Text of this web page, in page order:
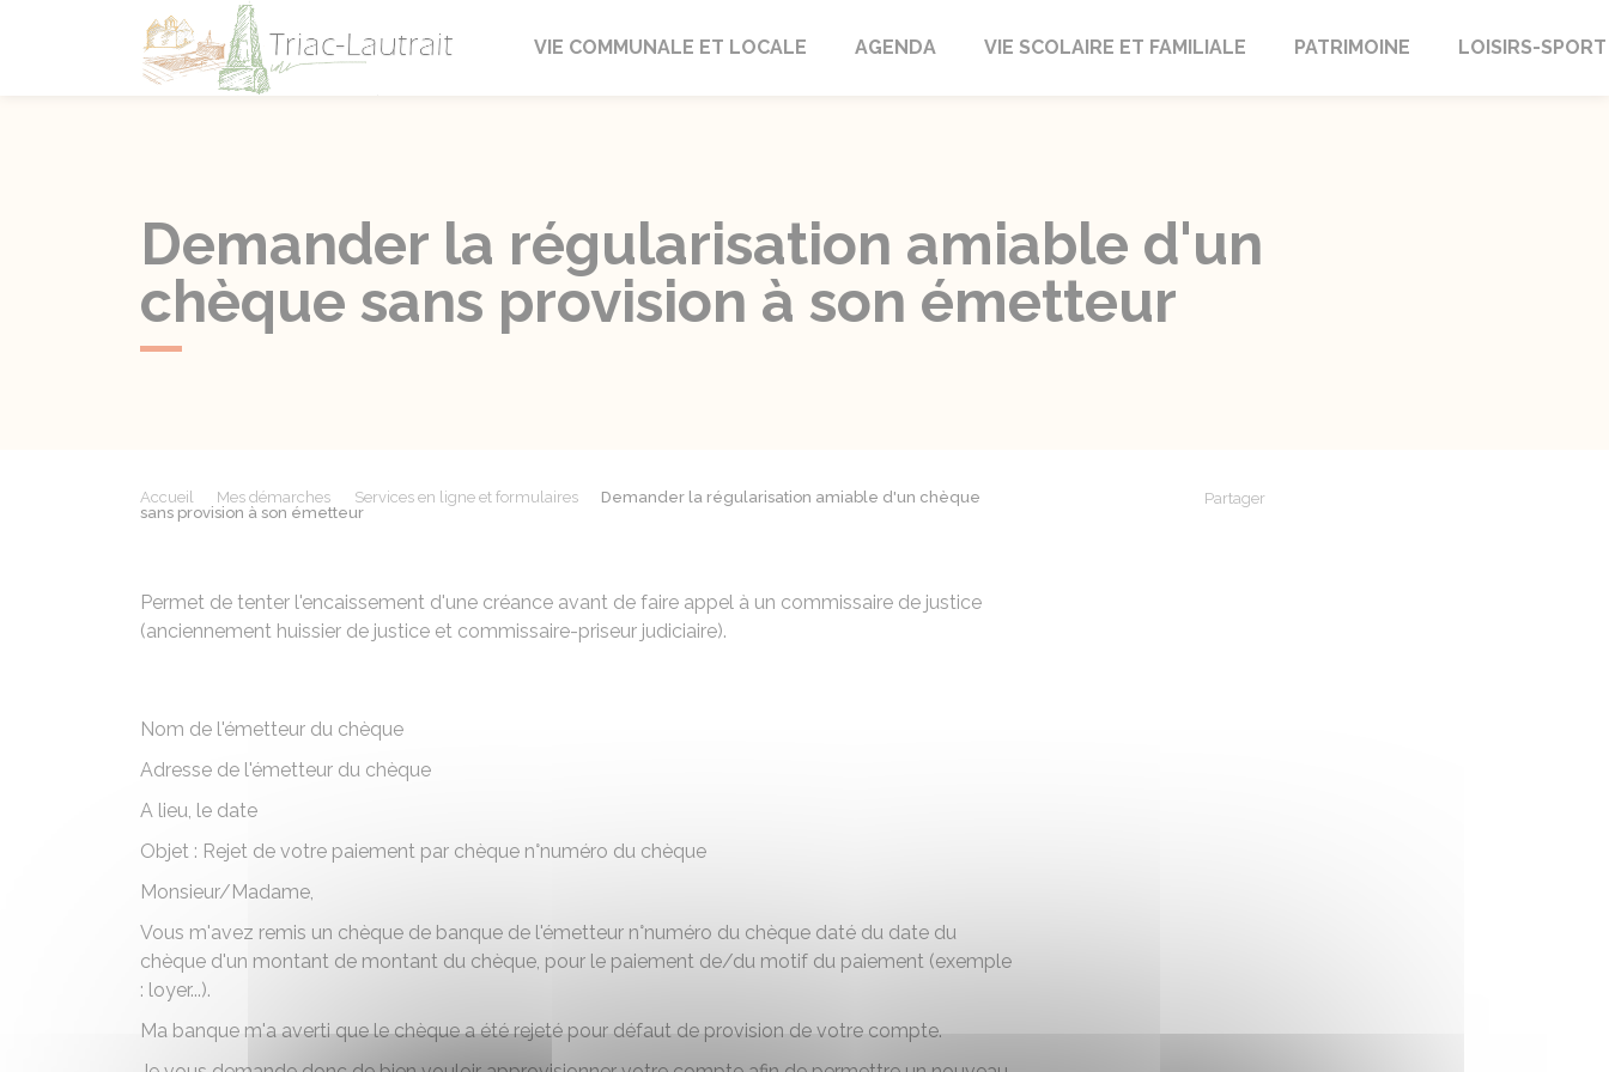
Triac-Lautrait
VIE COMMUNALE ET LOCALE AGENDA VIE SCOLAIRE ET FAMILIALE PATRIMOINE LOISIRS-SPORT
Demander la régularisation amiable d'un
chèque sans provision à son émetteur
Accueil Mes démarches Services en ligne et formulaires
Demander la régularisation amiable d'un chèque
sans provision à son émetteur
Partager
Permet de tenter l'encaissement d'une créance avant de faire appel à un commissaire de justice
(anciennement huissier de justice et commissaire-priseur judiciaire).
Nom de l'émetteur du chèque
Adresse de l'émetteur du chèque
A lieu, le date
Objet : Rejet de votre paiement par chèque n°numéro du chèque
Monsieur/Madame,
Vous m'avez remis un chèque de banque de l'émetteur n°numéro du chèque daté du date du
chèque d'un montant de montant du chèque, pour le paiement de/du motif du paiement (exemple
: loyer...).
Ma banque m'a averti que le chèque a été rejeté pour défaut de provision de votre compte.